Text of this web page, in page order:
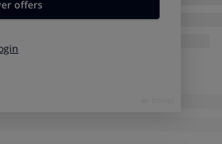
nos ayudará a mantenernos hidratados y